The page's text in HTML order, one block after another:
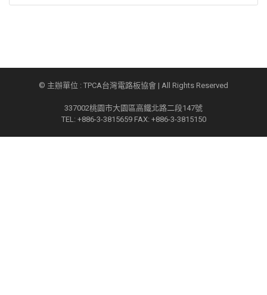
© 主辦單位 : TPCA台灣電路板協會 | All Rights Reserved
337002桃園市大園區高鐵北路二段147號
TEL: +886-3-3815659 FAX: +886-3-3815150